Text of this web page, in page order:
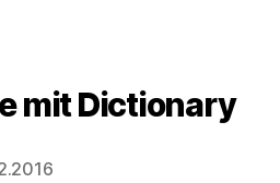
mit Dictionary